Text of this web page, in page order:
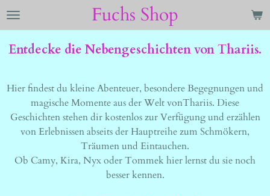
Zum
springen
Fuchs Shop
Entdecke die Nebengeschichten von Thariis.
Hier findest du kleine Abenteuer, besondere Begegnungen und
magische Momente aus der Welt vonThariis. Diese
Geschichten stehen dir kostenlos zur Verfügung und erzählen
von Erlebnissen abseits der Hauptreihe zum Schmökern,
Träumen und Eintauchen.
Ob Camy, Kira, Nyx oder Tommek hier lernst du sie noch
besser kennen.